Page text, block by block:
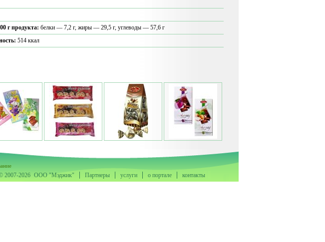
г продукта: белки — 7,2 г, жиры — 29,5 г, углеводы — 57,6 г
514 ккал
2007-2026 ООО "Мэджик" Партнеры услуги о портале контакты